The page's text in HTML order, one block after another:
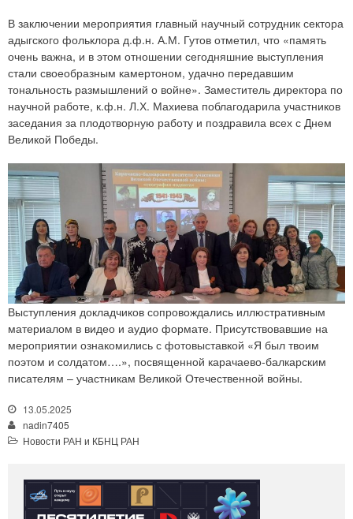
В заключении мероприятия главный научный сотрудник сектора
адыгского фольклора д.ф.н. А.М. Гутов отметил, что «память
очень важна, и в этом отношении сегодняшние выступления
стали своеобразным камертоном, удачно передавшим
тональность размышлений о войне». Заместитель директора по
научной работе, к.ф.н. Л.Х. Махиева поблагодарила участников
заседания за плодотворную работу и поздравила всех с Днем
Великой Победы.
Выступления докладчиков сопровождались иллюстративным
материалом в видео и аудио формате. Присутствовавшие на
мероприятии ознакомились с фотовыставкой «Я был твоим
поэтом и солдатом….», посвященной карачаево-балкарским
писателям – участникам Великой Отечественной войны.
13.05.2025
nadin7405
Новости РАН и КБНЦ РАН